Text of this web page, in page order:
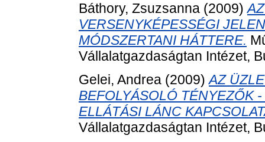
Báthory, Zsuzsanna (2009)
VERSENYKÉPESSÉGI
MÓDSZERTANI HÁTTERE.
Vállalatgazdaságtan Intézet,
Gelei, Andrea (2009)AZ
BEFOLYÁSOLÓ TÉNYEZŐK
ELLÁTÁSI LÁNC
Vállalatgazdaságtan Intézet,